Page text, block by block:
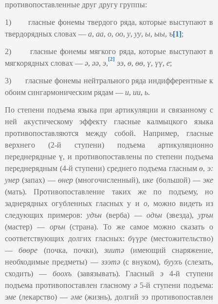
противопоставленные друг другу группы:
1) гласные фонемы твердого ряда, которые выступают в
твердорядных словах — а, аа, о, оо, у, уу, ы, ыы, ъ[1];
2) гласные фонемы мягкого ряда, которые выступают в
мягкорядных словах — ә, әә, э,[2] ээ, ө, өө, ү, үү, е;
3) гласные фонемы нейтрального ряда индифферентные к
обоим сингармоническим рядам — и, ии, ь.
По степени подъема языка при артикуляции и связанному с
ней акустическому эффекту гласные калмыцкого языка
противопоставляются между собой. Например, гласные
верхнего (2-й ступени) подъема артикуляционно
переднерядные ү, и противопоставлены по степени подъема
переднерядным (4-й ступени) среднего подъема гласнымө, э:
унер (запах) — өнер (многочисленный),ике (большой) — эке
(мать). Противопоставление таких же по подъему, но
заднерядных огубленных гласных у и о, можно видеть из
следующих примеров:удън(верба) — одън (звезда),урън
(мастер) — орън(страна). То же самое можно сказать о
соответствующих долгих гласных:бүүре (местожительство)
—бөөре (почка, почки),зиитә (имеющий снаряжение,
необходимые предметы) — зээтә(с внуком), буухъ(слезать,
сходить) — боохъ (завязывать). Гласныйэ 4-й ступени
подъема противопоставлен гласному ә5-й ступени подъема:
эме (лекарство) — әме(жизнь), долгий ээ противопоставлен